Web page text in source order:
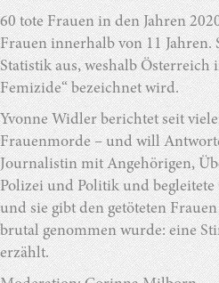
60 tote Frauen in den Jahren
Frauen innerhalb von 11 Jahren.
Statistik aus, weshalb
Femizide“ bezeichnet wird.
Yvonne Widler berichtet seit
Frauenmorde – und will
Journalistin mit Angehörigen,
Polizei und Politik und
und sie gibt den getöteten
brutal genommen wurde: eine
erzählt.